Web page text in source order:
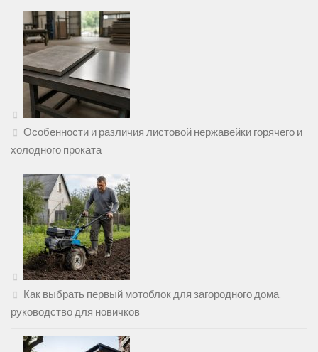
Особенности и различия листовой нержавейки горячего и
холодного проката
Как выбрать первый мотоблок для загородного дома:
руководство для новичков